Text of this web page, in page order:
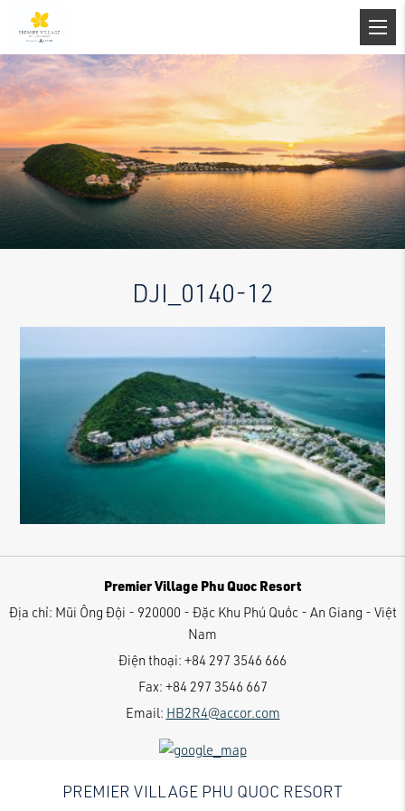
DJI_0140-12
Premier Village Phu Quoc Resort
Địa chỉ: Mũi Ông Đội - 920000 - Đặc Khu Phú Quốc - An Giang - Việt
Nam
Điện thoại: +84 297 3546 666
Fax: +84 297 3546 667
Email: HB2R4@accor.com
PREMIER VILLAGE PHU QUOC RESORT